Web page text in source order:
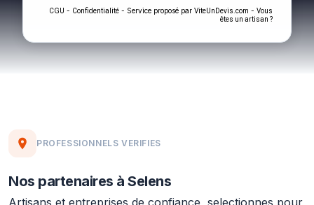
CGU - Confidentialité - Service proposé par ViteUnDevis.com - Vous
êtes un artisan ?
PROFESSIONNELS VERIFIES
Nos partenaires à Selens
Artisans et entreprises de confiance, selectionnes pour